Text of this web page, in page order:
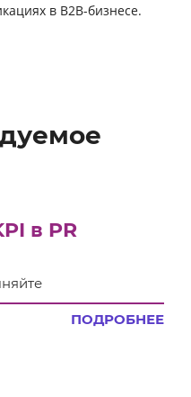
в B2B-бизнесе.
в PR
ПОДРОБНЕЕ